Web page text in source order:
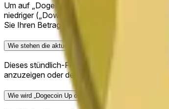
Um auf „Dogecoin Up or Down - May 18,
niedriger („Down") sein wird. Kaufen Sie
Sie Ihren Betrag ein und klicken Sie auf
Wie stehen die aktuellen Quoten für „Dogecoin Up or
Dieses stündlich-Fenster wurde geschlossen
anzuzeigen oder den aktuellen Live-Markt zu
Wie wird „Dogecoin Up or Down - May 18, 9PM ET"